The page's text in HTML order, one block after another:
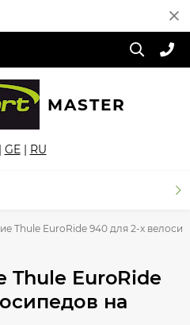
MASTER
| GE| RU
Thule EuroRide 940 для 2-х
Thule EuroRide
на